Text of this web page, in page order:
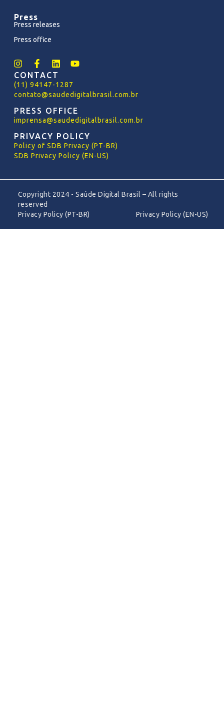
Press
Press releases
Press office
CONTACT
(11) 94147-1287
contato@saudedigitalbrasil.com.br
PRESS OFFICE
imprensa@saudedigitalbrasil.com.br
PRIVACY POLICY
Policy of SDB Privacy (PT-BR)
SDB Privacy Policy (EN-US)
Copyright 2024 - Saúde Digital Brasil – All rights
reserved
Privacy Policy (PT-BR)
Privacy Policy (EN-US)